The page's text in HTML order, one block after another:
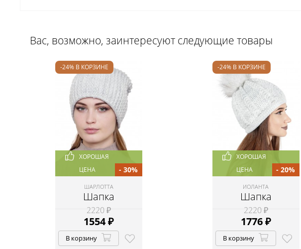
Вас, возможно, заинтересуют следующие товары
-24% В КОРЗИНЕ
ХОРОШАЯ
ЦЕНА
ШАРЛОТТА
Шапка
2220 ₽
1554₽
- 30%
В корзину
-24% В КОРЗИНЕ
ХОРОШАЯ
ЦЕНА
ИОЛАНТА
Шапка
2220 ₽
1776₽
- 20%
В корзину